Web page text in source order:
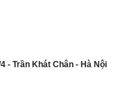
- Trần Khát Chân - Hà Nội